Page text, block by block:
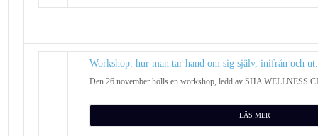
Workshop: hur man tar hand om sig själv, inifrån och ut.
Den 26 november hölls en workshop, ledd av SHA WELLNESS
LÄS MER